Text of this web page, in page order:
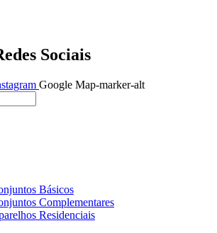
Sociais
Google Map-marker-alt
Básicos
Complementares
Residenciais